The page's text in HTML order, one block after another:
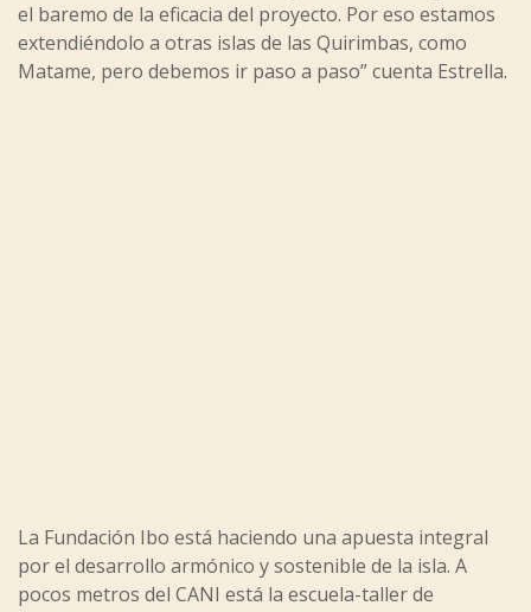
el baremo de la eficacia del proyecto. Por eso estamos
extendiéndolo a otras islas de las Quirimbas, como
Matame, pero debemos ir paso a paso” cuenta Estrella.
La Fundación Ibo está haciendo una apuesta integral
por el desarrollo armónico y sostenible de la isla. A
pocos metros del CANI está la escuela-taller de